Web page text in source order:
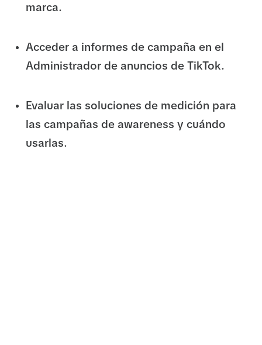
marca.
Acceder a informes de campaña en el
Administrador de anuncios de TikTok.
Evaluar las soluciones de medición para
las campañas de awareness y cuándo
usarlas.